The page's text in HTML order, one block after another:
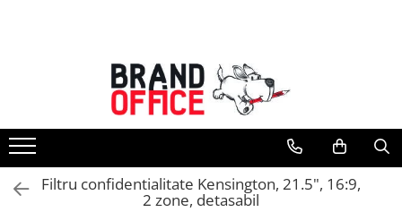
Unitate Protejata - PRODUCTIE
Hartie copiator si produse
tipografice
Produse consumabile din hartie
Detergenti si dezinfectanti
Filtru confidentialitate Kensington, 21.5", 16:9,
2 zone, detasabil